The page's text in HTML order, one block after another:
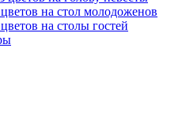
на стол молодоженов
на столы гостей